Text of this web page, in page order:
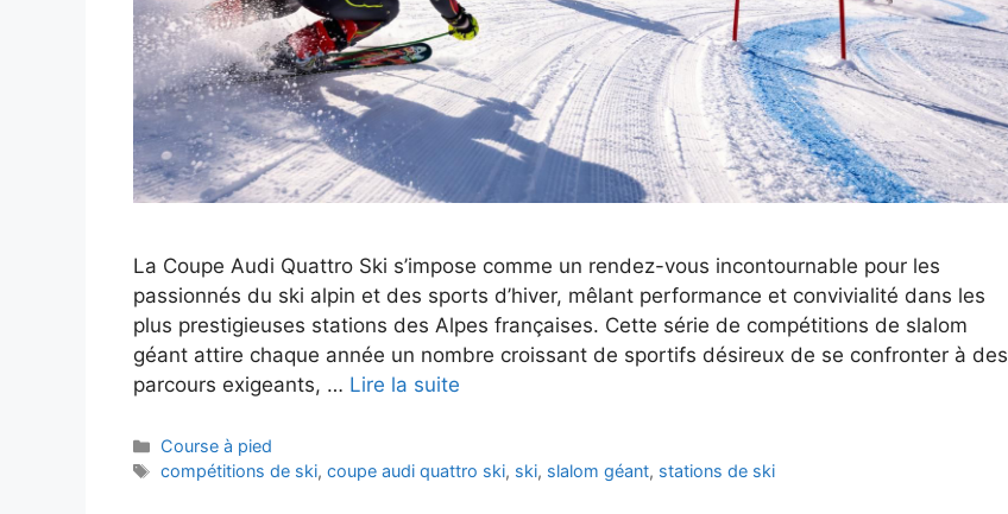
La Coupe Audi Quattro Ski s’impose comme un rendez-vous incontournable pour les
passionnés du ski alpin et des sports d’hiver, mêlant performance et convivialité dans les
plus prestigieuses stations des Alpes françaises. Cette série de compétitions de slalom
géant attire chaque année un nombre croissant de sportifs désireux de se confronter à des
parcours exigeants, … Lire la suite
Catégories
Course à pied
Étiquettes
compétitions de ski,coupe audi quattro ski, ski, slalom géant, stations de ski